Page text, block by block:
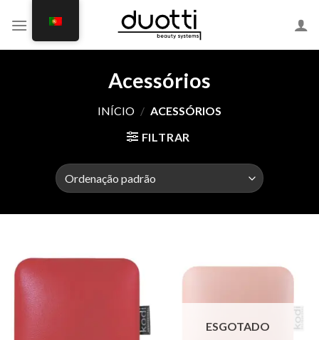
content
Acessórios
INÍCIO / ACESSÓRIOS
FILTRAR
ESGOTADO